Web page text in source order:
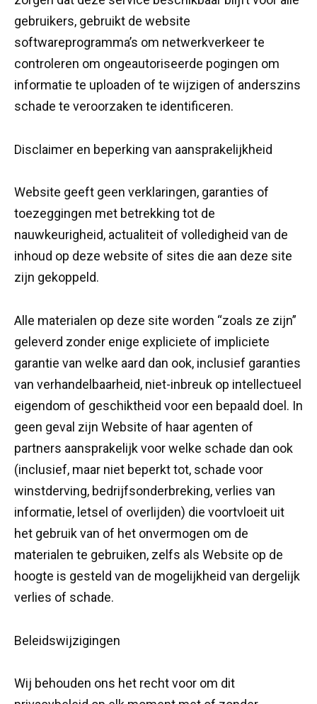
gebruikers, gebruikt de website
softwareprogramma’s om netwerkverkeer te
controleren om ongeautoriseerde pogingen om
informatie te uploaden of te wijzigen of anderszins
schade te veroorzaken te identificeren.
Disclaimer en beperking van aansprakelijkheid
Website geeft geen verklaringen, garanties of
toezeggingen met betrekking tot de
nauwkeurigheid, actualiteit of volledigheid van de
inhoud op deze website of sites die aan deze site
zijn gekoppeld.
Alle materialen op deze site worden “zoals ze zijn”
geleverd zonder enige expliciete of impliciete
garantie van welke aard dan ook, inclusief garanties
van verhandelbaarheid, niet-inbreuk op intellectueel
eigendom of geschiktheid voor een bepaald doel. In
geen geval zijn Website of haar agenten of
partners aansprakelijk voor welke schade dan ook
(inclusief, maar niet beperkt tot, schade voor
winstderving, bedrijfsonderbreking, verlies van
informatie, letsel of overlijden) die voortvloeit uit
het gebruik van of het onvermogen om de
materialen te gebruiken, zelfs als Website op de
hoogte is gesteld van de mogelijkheid van dergelijk
verlies of schade.
Beleidswijzigingen
Wij behouden ons het recht voor om dit